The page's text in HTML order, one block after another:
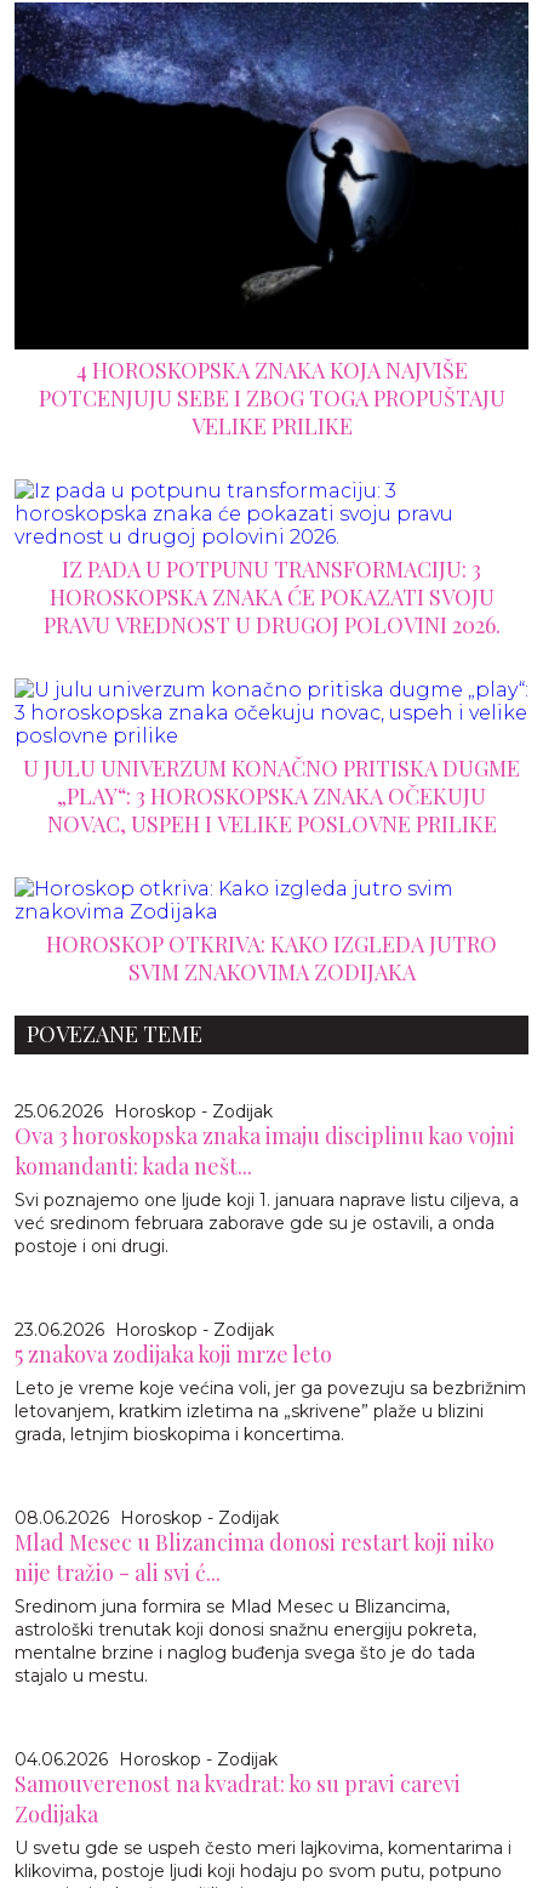
4 HOROSKOPSKA ZNAKA KOJA NAJVIŠE
POTCENJUJU SEBE I ZBOG TOGA PROPUŠTAJU
VELIKE PRILIKE
IZ PADA U POTPUNU TRANSFORMACIJU: 3
HOROSKOPSKA ZNAKA ĆE POKAZATI SVOJU
PRAVU VREDNOST U DRUGOJ POLOVINI 2026.
U JULU UNIVERZUM KONAČNO PRITISKA DUGME
„PLAY“: 3 HOROSKOPSKA ZNAKA OČEKUJU
NOVAC, USPEH I VELIKE POSLOVNE PRILIKE
HOROSKOP OTKRIVA: KAKO IZGLEDA JUTRO
SVIM ZNAKOVIMA ZODIJAKA
POVEZANE TEME
25.06.2026 Horoskop - Zodijak
Ova 3 horoskopska znaka imaju disciplinu kao vojni
komandanti: kada nešt...
Svi poznajemo one ljude koji 1. januara naprave listu ciljeva, a
već sredinom februara zaborave gde su je ostavili, a onda
postoje i oni drugi.
23.06.2026 Horoskop - Zodijak
5 znakova zodijaka koji mrze leto
Leto je vreme koje većina voli, jer ga povezuju sa bezbrižnim
letovanjem, kratkim izletima na „skrivene” plaže u blizini
grada, letnjim bioskopima i koncertima.
08.06.2026 Horoskop - Zodijak
Mlad Mesec u Blizancima donosi restart koji niko
nije tražio - ali svi ć...
Sredinom juna formira se Mlad Mesec u Blizancima,
astrološki trenutak koji donosi snažnu energiju pokreta,
mentalne brzine i naglog buđenja svega što je do tada
stajalo u mestu.
04.06.2026 Horoskop - Zodijak
Samouverenost na kvadrat: ko su pravi carevi
Zodijaka
U svetu gde se uspeh često meri lajkovima, komentarima i
klikovima, postoje ljudi koji hodaju po svom putu, potpuno